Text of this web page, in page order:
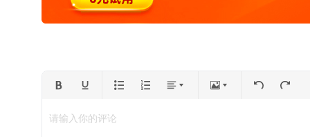
请输入你的评论